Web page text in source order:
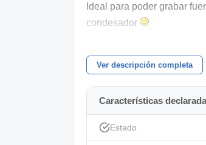
Ideal para poder grabar
condesador
thomann, 409€.
Ver descripción completa
Características
Estado